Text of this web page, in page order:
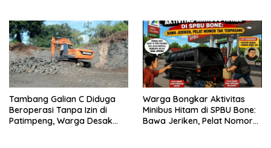
Tambang Galian C Diduga
Beroperasi Tanpa Izin di
Patimpeng, Warga Desak
Warga Bongkar Aktivitas
Minibus Hitam di SPBU Bone:
Bawa Jeriken, Pelat Nomor